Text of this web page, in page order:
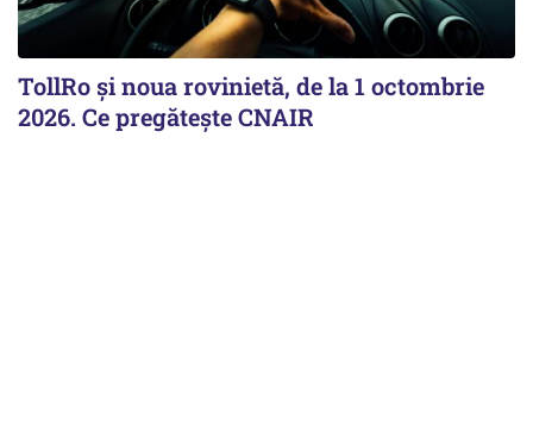
TollRo şi noua rovinietă, de la 1 octombrie
2026. Ce pregăteşte CNAIR